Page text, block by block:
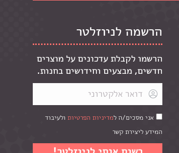
הרשמה לניוזלטר
הרשמו לקבלת עדכונים על מוצרים
חדשים, מבצעים וחידושים בחנות.
אני מסכים/ה למדיניות הפרטיות ולעיבוד
המידע ליצירת קשר